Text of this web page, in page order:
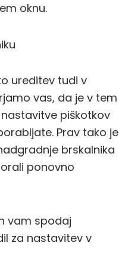
oknu.
ureditev tudi v
vas, da je v tem
piškotkov
Prav tako je
brskalnika
ponovno
vam spodaj
za nastavitev v